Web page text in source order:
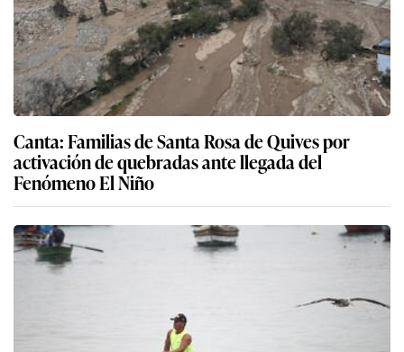
Canta: Familias de Santa Rosa de Quives por
activación de quebradas ante llegada del
Fenómeno El Niño